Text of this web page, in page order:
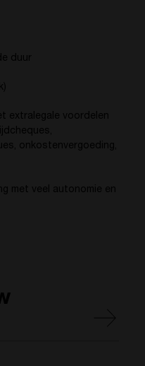
duur
extralegale voordelen
onkostenvergoeding,
met veel autonomie en